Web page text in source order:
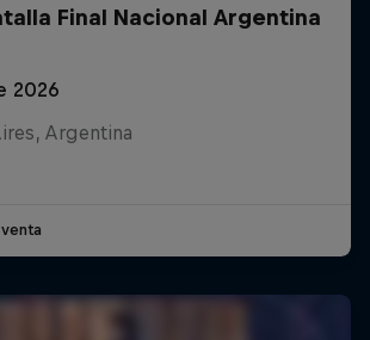
Final Nacional Argentina
2026
Argentina